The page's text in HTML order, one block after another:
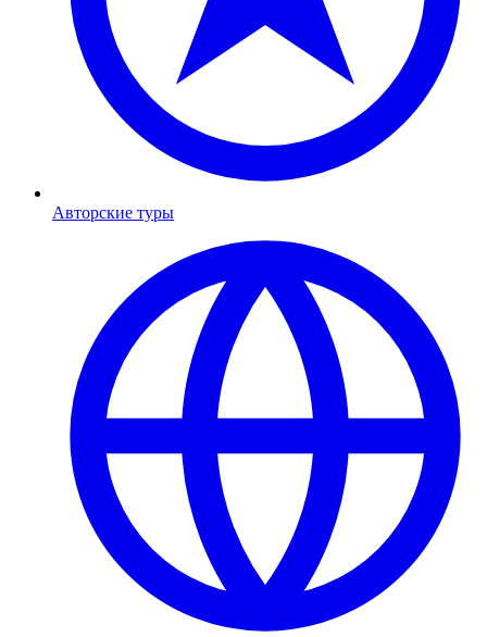
Авторские туры